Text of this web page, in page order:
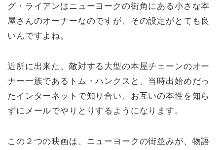
グ・ライアンはニューヨークの街角にある小さな本
屋さんのオーナーなのですが、その設定がとても良
いんですよね。
近所に出来た、敵対する大型の本屋チェーンのオー
ナー一族であるトム・ハンクスと、当時出始めだっ
たインターネットで知り合い、お互いの本性を知ら
ずにメールでやりとりするようになります。
この２つの映画は、ニューヨークの街並みが、物語